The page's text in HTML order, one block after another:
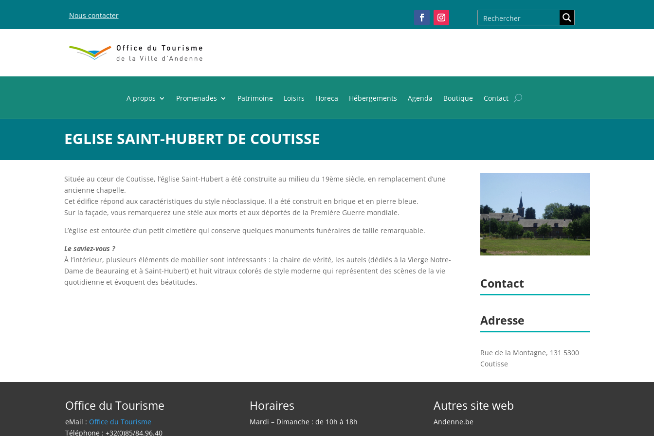
Nous contacter
A propos Promenades Patrimoine Loisirs Horeca Hébergements Agenda Boutique Contact
EGLISE SAINT-HUBERT DE COUTISSE
Située au cœur de Coutisse, l’église Saint-Hubert a été construite au milieu du 19ème siècle, en remplacement d’une
ancienne chapelle.
Cet édifice répond aux caractéristiques du style néoclassique. Il a été construit en brique et en pierre bleue.
Sur la façade, vous remarquerez une stèle aux morts et aux déportés de la Première Guerre mondiale.
L’église est entourée d’un petit cimetière qui conserve quelques monuments funéraires de taille remarquable.
Le saviez-vous ?
À l’intérieur, plusieurs éléments de mobilier sont intéressants : la chaire de vérité, les autels (dédiés à la Vierge Notre-
Dame de Beauraing et à Saint-Hubert) et huit vitraux colorés de style moderne qui représentent des scènes de la vie
quotidienne et évoquent des béatitudes.
Contact
Adresse
Rue de la Montagne, 131 5300
Coutisse
Office du Tourisme
eMail : Office du Tourisme
Téléphone : +32(0)85/84.96.40
Horaires
Mardi – Dimanche : de 10h à 18h
Autres site web
Andenne.be